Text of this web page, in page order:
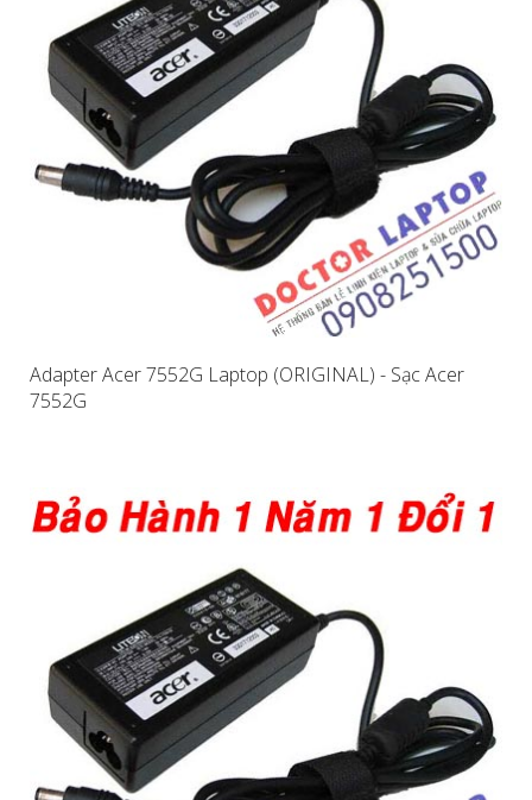
Adapter Acer 7552G Laptop (ORIGINAL) - Sạc Acer
7552G